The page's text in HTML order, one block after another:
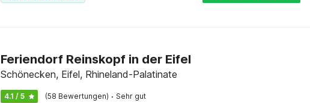
Feriendorf Reinskopf in der Eifel
Schönecken, Eifel, Rhineland-Palatinate
4.1 / 5 (58 Bewertungen) · Sehr gut